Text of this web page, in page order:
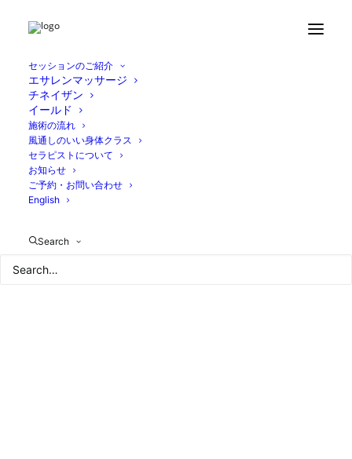
セッションのご紹介
エサレンマッサージ
チネイザン
イールド
施術の流れ
風通しのいい身体クラス
セラピストについて
お知らせ
ご予約・お問い合わせ
English
Search
1986F639-9237-4B31-AB49-A2B83045CAAE